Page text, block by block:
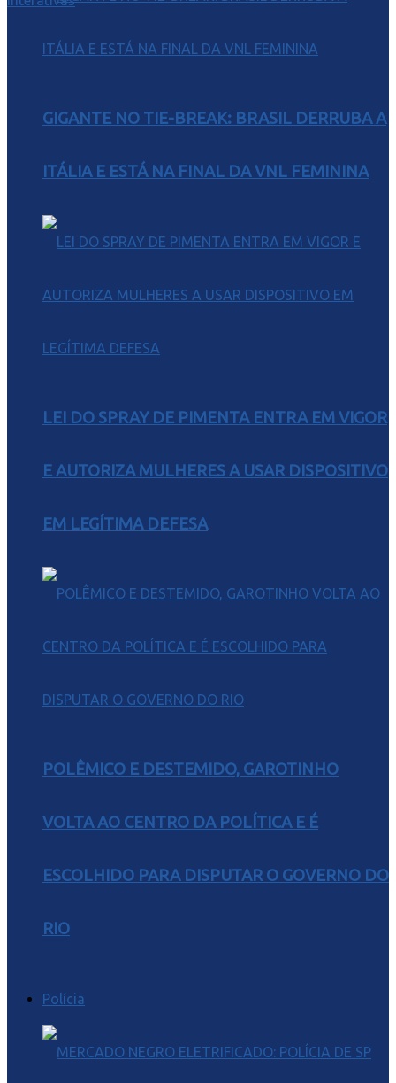
GIGANTE NO TIE-BREAK: BRASIL DERRUBA A
ITÁLIA E ESTÁ NA FINAL DA VNL FEMININA
LEI DO SPRAY DE PIMENTA ENTRA EM VIGOR
E AUTORIZA MULHERES A USAR DISPOSITIVO
EM LEGÍTIMA DEFESA
POLÊMICO E DESTEMIDO, GAROTINHO
VOLTA AO CENTRO DA POLÍTICA E É
ESCOLHIDO PARA DISPUTAR O GOVERNO DO
RIO
Polícia